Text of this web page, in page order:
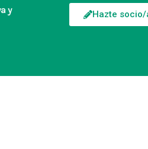
y
Hazte socio/